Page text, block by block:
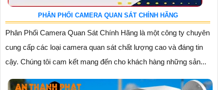
PHÂN PHỐI CAMERA QUAN SÁT CHÍNH HÃNG
Phân Phối Camera Quan Sát Chính Hãng là một công ty chuyên
cung cấp các loại camera quan sát chất lượng cao và đáng tin
cậy. Chúng tôi cam kết mang đến cho khách hàng những sản...